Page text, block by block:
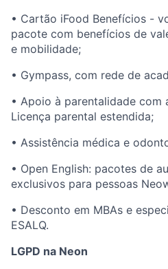
• Cartão iFood Benefícios -
pacote com benefícios de
e mobilidade;
• Gympass, com rede de
• Apoio à parentalidade com
Licença parental estendida;
• Assistência médica e
• Open English: pacotes de
exclusivos para pessoas
• Desconto em MBAs e
ESALQ.
LGPD na Neon